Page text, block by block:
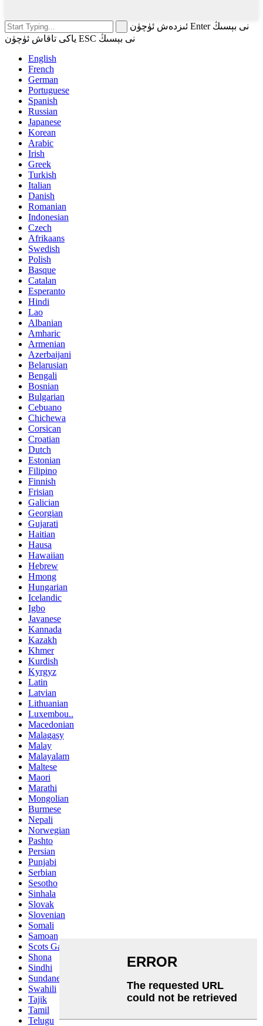
ئىزدەش ئۈچۈن Enter نى بېسىڭ
ياكى تاقاش ئۈچۈن ESC نى بېسىڭ
English
French
German
Portuguese
Spanish
Russian
Japanese
Korean
Arabic
Irish
Greek
Turkish
Italian
Danish
Romanian
Indonesian
Czech
Afrikaans
Swedish
Polish
Basque
Catalan
Esperanto
Hindi
Lao
Albanian
Amharic
Armenian
Azerbaijani
Belarusian
Bengali
Bosnian
Bulgarian
Cebuano
Chichewa
Corsican
Croatian
Dutch
Estonian
Filipino
Finnish
Frisian
Galician
Georgian
Gujarati
Haitian
Hausa
Hawaiian
Hebrew
Hmong
Hungarian
Icelandic
Igbo
Javanese
Kannada
Kazakh
Khmer
Kurdish
Kyrgyz
Latin
Latvian
Lithuanian
Luxembou..
Macedonian
Malagasy
Malay
Malayalam
Maltese
Maori
Marathi
Mongolian
Burmese
Nepali
Norwegian
Pashto
Persian
Punjabi
Serbian
Sesotho
Sinhala
Slovak
Slovenian
Somali
Samoan
Scots Gaelic
Shona
Sindhi
Sundanese
Swahili
Tajik
Tamil
Telugu